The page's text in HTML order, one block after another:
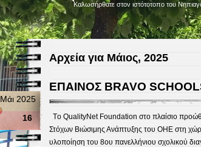
Kαλωσήρθατε στον ιστότοτοπο του
Αρχεία για Μάιος, 2025
ΕΠΑΙΝΟΣ BRAVO
Μάι 2025
16
Τo QualityNet Foundation στο πλαίσιο
Στόχων Βιώσιμης Ανάπτυξης του ΟΗΕ στη
υλοποίηση του 8ου πανελλήνιου σχολικού